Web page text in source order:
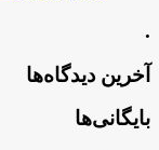
.
آخرین دیدگاه‌ها
بایگانی‌ها